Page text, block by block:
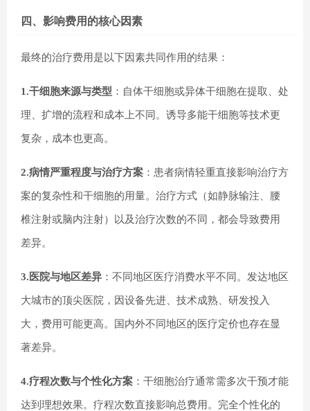
四、影响费用的核心因素
最终的治疗费用是以下因素共同作用的结果：
1.干细胞来源与类型 ：自体干细胞或异体干细胞在提取、处
理、扩增的流程和成本上不同。诱导多能干细胞等技术更
复杂，成本也更高。
2.病情严重程度与治疗方案 ：患者病情轻重直接影响治疗方
案的复杂性和干细胞的用量。治疗方式（如静脉输注、腰
椎注射或脑内注射）以及治疗次数的不同，都会导致费用
差异。
3.医院与地区差异 ：不同地区医疗消费水平不同。发达地区
大城市的顶尖医院，因设备先进、技术成熟、研发投入
大，费用可能更高。国内外不同地区的医疗定价也存在显
著差异。
4.疗程次数与个性化方案 ：干细胞治疗通常需多次干预才能
达到理想效果。疗程次数直接影响总费用。完全个性化的